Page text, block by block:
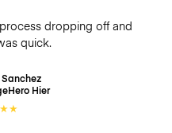
dropping off and
quick.
Hier
★★